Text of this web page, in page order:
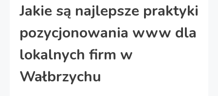
Jakie są najlepsze praktyki
pozycjonowania www dla
lokalnych firm w
Wałbrzychu